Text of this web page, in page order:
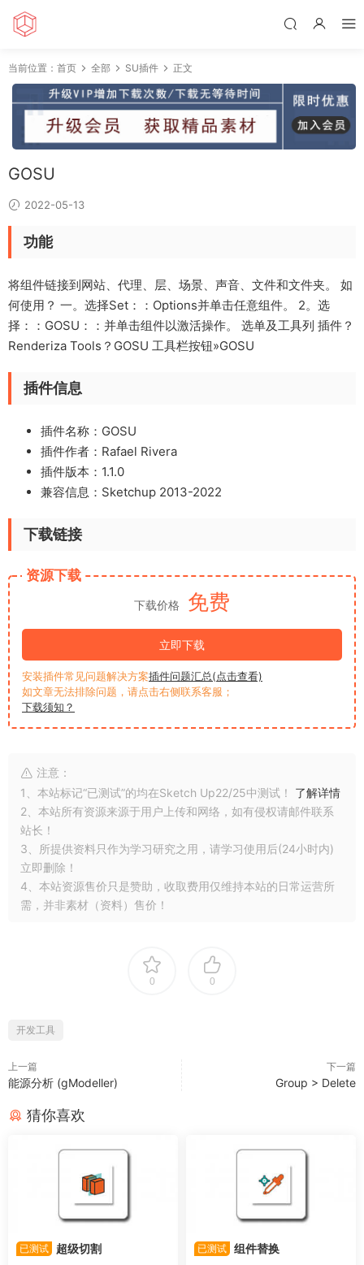
当前位置： 首页 全部 SU插件 正文
GOSU
2022-05-13
功能
将组件链接到网站、代理、层、场景、声音、文件和文件夹。 如
何使用？ 一。选择Set：：Options并单击任意组件。 2。选
择：：GOSU：：并单击组件以激活操作。 选单及工具列 插件？
Renderiza Tools？GOSU 工具栏按钮»GOSU
插件信息
插件名称：GOSU
插件作者：Rafael Rivera
插件版本：1.1.0
兼容信息：Sketchup 2013-2022
下载链接
资源下载
下载价格 免费
立即下载
安装插件常见问题解决方案插件问题汇总(点击查看)
如文章无法排除问题，请点击右侧联系客服；
下载须知？
注意：
1、本站标记“已测试”的均在Sketch Up22/25中测试！ 了解详情
2、本站所有资源来源于用户上传和网络，如有侵权请邮件联系
站长！
3、所提供资料只作为学习研究之用，请学习使用后(24小时内)
立即删除！
4、本站资源售价只是赞助，收取费用仅维持本站的日常运营所
需，并非素材（资料）售价！
0 0
开发工具
上一篇
能源分析 (gModeller)
下一篇
Group > Delete
猜你喜欢
已测试 超级切割 已测试 组件替换